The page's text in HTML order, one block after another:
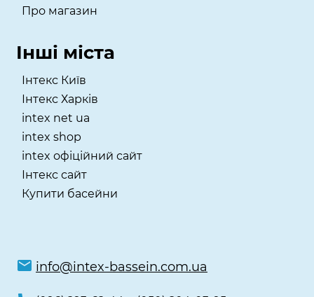
Про магазин
Інші міста
Інтекс Київ
​Інтекс Харків
intex net ua
intex shop
intex офіційний сайт
Інтекс сайт
Купити басейни
info@intex-bassein.com.ua